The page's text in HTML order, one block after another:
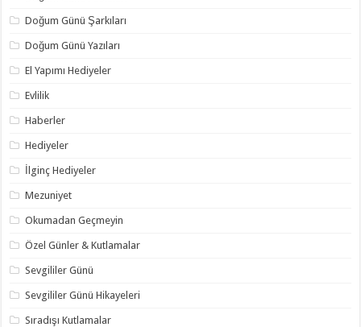
Doğum Günü Şarkıları
Doğum Günü Yazıları
El Yapımı Hediyeler
Evlilik
Haberler
Hediyeler
İlginç Hediyeler
Mezuniyet
Okumadan Geçmeyin
Özel Günler & Kutlamalar
Sevgililer Günü
Sevgililer Günü Hikayeleri
Sıradışı Kutlamalar